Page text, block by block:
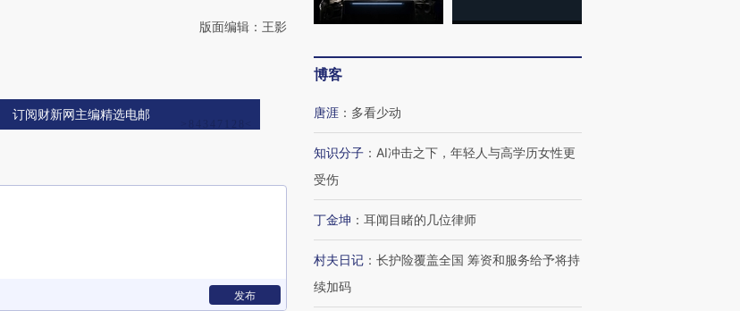
版面编辑：王影
订阅财新网主编精选电邮
发布
博客
唐涯 ： 多看少动
知识分子 ： AI冲击之下，年轻人与高学历女性更
受伤
丁金坤 ： 耳闻目睹的几位律师
村夫日记 ： 长护险覆盖全国 筹资和服务给予将持
续加码